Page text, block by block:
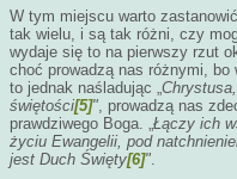
W tym miejscu warto
tak wielu, i są tak różni, czy
wydaje się to na pierwszy rzut
choć prowadzą nas różnymi, bo
to jednak naśladując „
świętości[5]", prowadzą nas
prawdziwego Boga. „Łączy ich
życiu Ewangelii, pod
jest Duch Święty[6]".